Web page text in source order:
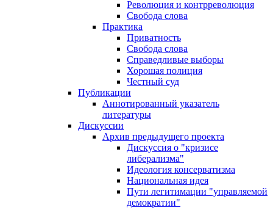
Революция и контрреволюция
Свобода слова
Практика
Приватность
Свобода слова
Справедливые выборы
Хорошая полиция
Честный суд
Публикации
Аннотированный указатель
литературы
Дискуссии
Архив предыдущего проекта
Дискуссия о "кризисе
либерализма"
Идеология консерватизма
Национальная идея
Пути легитимации "управляемой
демократии"